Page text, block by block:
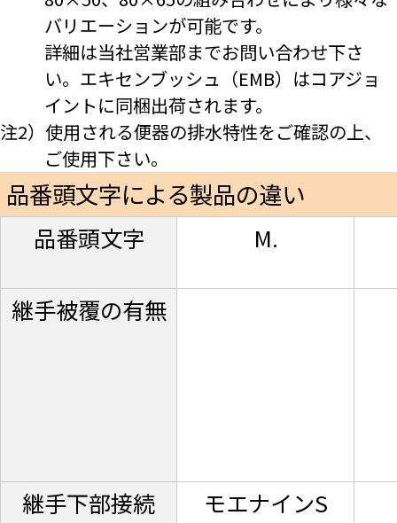
バリエーションが可能です。
詳細は当社営業部までお問い合わせ下さ
い。エキセンブッシュ（EMB）はコアジョ
イントに同梱出荷されます。
注2）使用される便器の排水特性をご確認の上、
ご使用下さい。
品番頭文字による製品の違い
品番頭文字 M.
継手被覆の有無
継手下部接続 モエナインS